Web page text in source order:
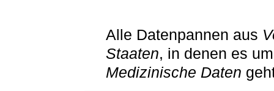
Alle Datenpannen aus
Staaten, in denen es um
Medizinische Daten